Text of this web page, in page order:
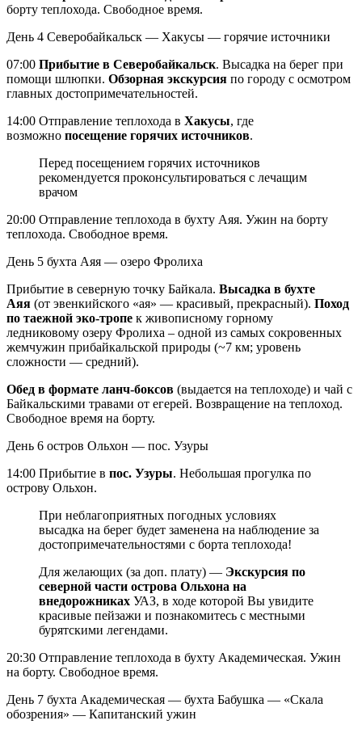
борту теплохода. Свободное время.
День 4 Северобайкальск — Хакусы — горячие источники
07:00 Прибытие в Северобайкальск. Высадка на берег при
помощи шлюпки. Обзорная экскурсия по городу с осмотром
главных достопримечательностей.
14:00 Отправление теплохода в Хакусы, где
возможно посещение горячих источников.
Перед посещением горячих источников
рекомендуется проконсультироваться с лечащим
врачом
20:00 Отправление теплохода в бухту Аяя. Ужин на борту
теплохода. Свободное время.
День 5 бухта Аяя — озеро Фролиха
Прибытие в северную точку Байкала. Высадка в бухте
Аяя (от эвенкийского «ая» — красивый, прекрасный). Поход
по таежной эко-тропе к живописному горному
ледниковому озеру Фролиха – одной из самых сокровенных
жемчужин прибайкальской природы (~7 км; уровень
сложности — средний).
Обед в формате ланч-боксов (выдается на теплоходе) и чай с
Байкальскими травами от егерей. Возвращение на теплоход.
Свободное время на борту.
День 6 остров Ольхон — пос. Узуры
14:00 Прибытие в пос. Узуры. Небольшая прогулка по
острову Ольхон.
При неблагоприятных погодных условиях
высадка на берег будет заменена на наблюдение за
достопримечательностями с борта теплохода!
Для желающих (за доп. плату) — Экскурсия по
северной части острова Ольхона на
внедорожниках УАЗ, в ходе которой Вы увидите
красивые пейзажи и познакомитесь с местными
бурятскими легендами.
20:30 Отправление теплохода в бухту Академическая. Ужин
на борту. Свободное время.
День 7 бухта Академическая — бухта Бабушка — «Скала
обозрения» — Капитанский ужин